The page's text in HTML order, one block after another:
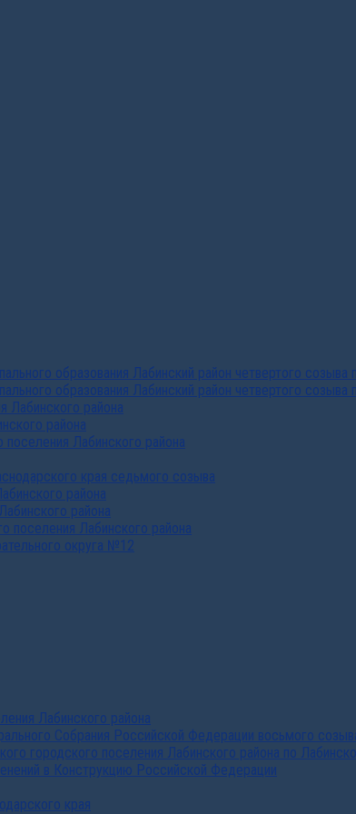
образования Лабинский район четвертого
образования Лабинский район четвертого
Лабинского района
района
Лабинского района
края седьмого созыва
района
района
поселения Лабинского района
округа №12
Лабинского района
Собрания Российской Федерации восьмого
городского поселения Лабинского района по
в Конструкцию Российской Федерации
края